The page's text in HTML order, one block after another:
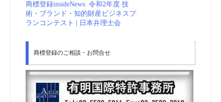
商標登録insideNews: 令和2年度 技
術・ブランド・知的財産ビジネスプ
ランコンテスト | 日本弁理士会
商標登録のご相談・お問合せ